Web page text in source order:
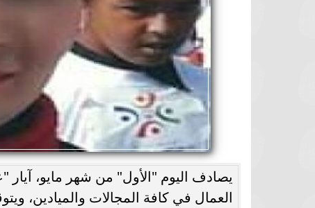
يصادف اليوم "الأول" من شهر مايو، آيار
العمال في كافة المجالات والميادين،